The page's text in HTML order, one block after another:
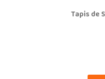
Tapis de